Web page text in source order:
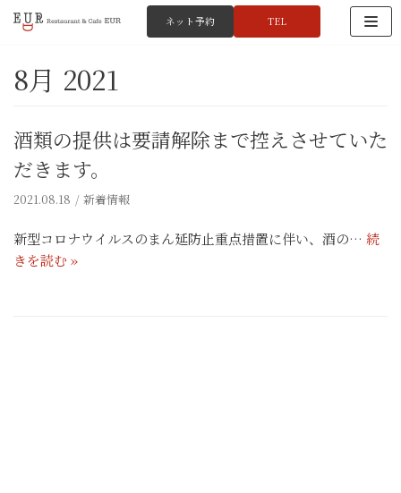
ン
テ
ツ
へ
ス
キ
プ
ネット予約 TEL
8月 2021
酒類の提供は要請解除まで控えさせていた
だきます。
2021.08.18 新着情報
新型コロナウイルスのまん延防止重点措置に伴い、酒の… 続
きを読む »